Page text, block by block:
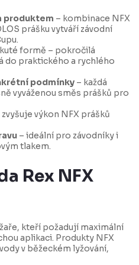
produktem – kombinace NFX
prášku vytváří závodní
formě – pokročilá
do praktického a rychlého
podmínky – každá
vyváženou směs prášků pro
zvyšuje výkon NFX prášků
– ideální pro závodníky i
tlakem.
Rex NFX
kteří požadují maximální
aplikaci. Produkty NFX
v běžeckém lyžování,